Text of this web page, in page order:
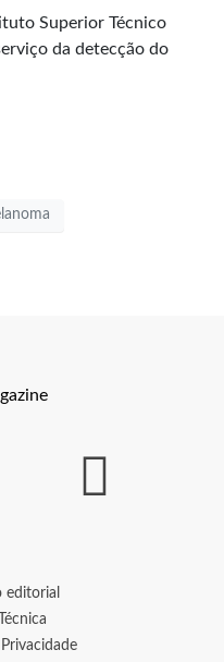
Superior Técnico
da detecção do
editorial